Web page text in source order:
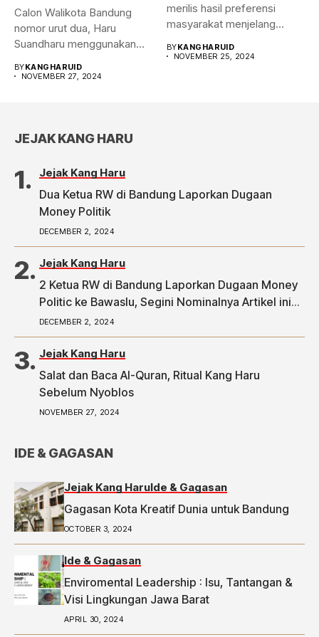
Calon Walikota Bandung
nomor urut dua, Haru
Suandharu menggunakan
BYKANGHARUID
NOVEMBER 27, 2024
merilis hasil preferensi
masyarakat menjelang
Hasilnya,...
BYKANGHARUID
NOVEMBER 25, 2024
JEJAK KANG HARU
Jejak Kang Haru
Dua Ketua RW di Bandung Laporkan Dugaan
Money Politik
DECEMBER 2, 2024
Jejak Kang Haru
2 Ketua RW di Bandung Laporkan Dugaan Money
Politic ke Bawaslu, Segini Nominalnya Artikel ini
telah tayang di Tribunpriangan.com dengan judul
2 Ketua RW di Bandung Laporkan Dugaan Money
Politic ke Bawaslu, Segini Nominalnya,
https://priangan.tribunnews.com/2024/11/30/2-
ketua-rw-di-bandung-laporkan-dugaan-money-
DECEMBER 2, 2024
Jejak Kang Haru
Salat dan Baca Al-Quran, Ritual Kang Haru
Sebelum Nyoblos
NOVEMBER 27, 2024
IDE & GAGASAN
Jejak Kang HaruIde & Gagasan
Gagasan Kota Kreatif Dunia untuk Bandung
OCTOBER 3, 2024
Ide & Gagasan
Enviromental Leadership : Isu, Tantangan &
Visi Lingkungan Jawa Barat
APRIL 30, 2024